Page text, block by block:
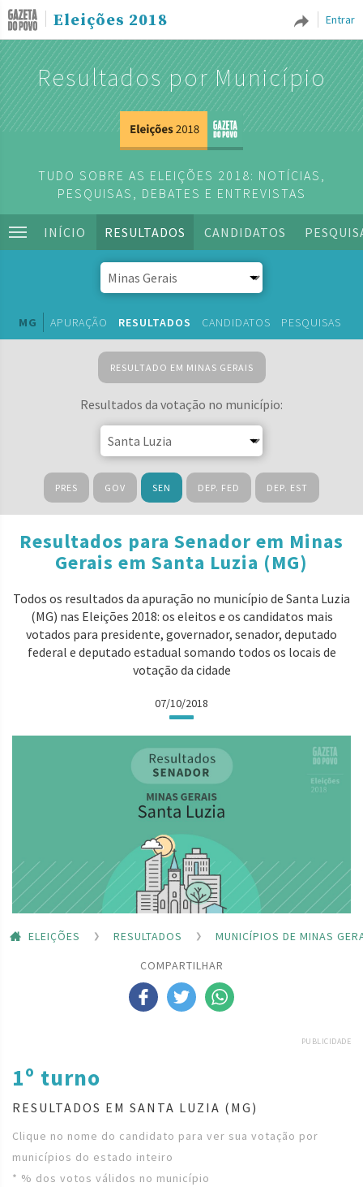
Entrar
Eleições 2018
Resultados por Município
TUDO SOBRE AS ELEIÇÕES 2018: NOTÍCIAS,
PESQUISAS, DEBATES E ENTREVISTAS
INÍCIO RESULTADOS CANDIDATOS
MG APURAÇÃO RESULTADOS CANDIDATOS PESQUISAS
RESULTADO EM MINAS GERAIS
Resultados da votação no município:
PRES GOV SEN DEP. FED DEP. EST
Resultados para Senador em Minas
Gerais em Santa Luzia (MG)
Todos os resultados da apuração no município de Santa Luzia
(MG) nas Eleições 2018: os eleitos e os candidatos mais
votados para presidente, governador, senador, deputado
federal e deputado estadual somando todos os locais de
votação da cidade
07/10/2018
ELEIÇÕES RESULTADOS
MUNICÍPIOS DE MINAS
COMPARTILHAR
PUBLICIDADE
1º turno
RESULTADOS EM SANTA LUZIA (MG)
Clique no nome do candidato para ver sua votação por
municípios do estado inteiro
* % dos votos válidos no município